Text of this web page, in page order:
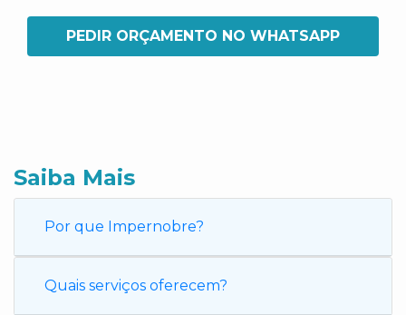
PEDIR ORÇAMENTO NO WHATSAPP
Saiba Mais
Por que Impernobre?
Quais serviços oferecem?